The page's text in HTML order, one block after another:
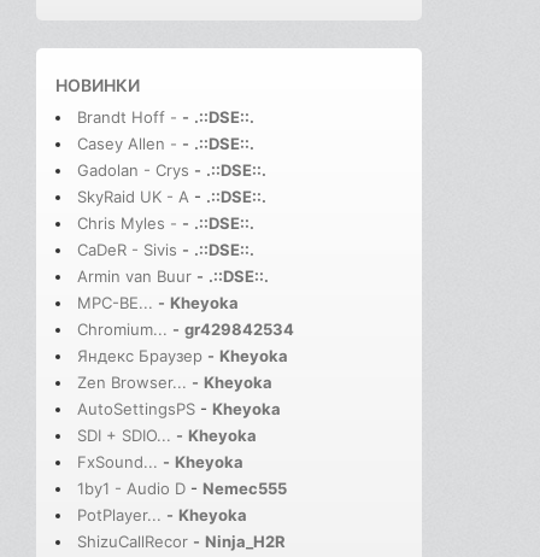
НОВИНКИ
Brandt Hoff - - .::DSE::.
Casey Allen - - .::DSE::.
Gadolan - Crys - .::DSE::.
SkyRaid UK - A - .::DSE::.
Chris Myles - - .::DSE::.
CaDeR - Sivis - .::DSE::.
Armin van Buur - .::DSE::.
MPC-BE... - Kheyoka
Chromium... - gr429842534
Яндекс Браузер - Kheyoka
Zen Browser... - Kheyoka
AutoSettingsPS - Kheyoka
SDI + SDIO... - Kheyoka
FxSound... - Kheyoka
1by1 - Audio D - Nemec555
PotPlayer... - Kheyoka
ShizuCallRecor - Ninja_H2R